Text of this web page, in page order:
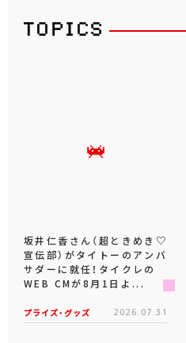
坂井仁香さん（超ときめき♡
宣伝部）がタイトーのアンバ
サダーに就任！タイクレの
WEB CMが8月1日よ...
プライズ・グッズ 2026.07.31